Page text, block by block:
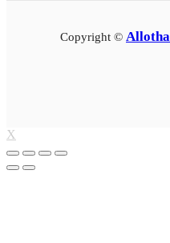
Copyright ©
X